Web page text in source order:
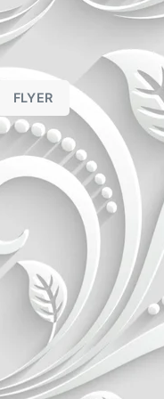
FLYER